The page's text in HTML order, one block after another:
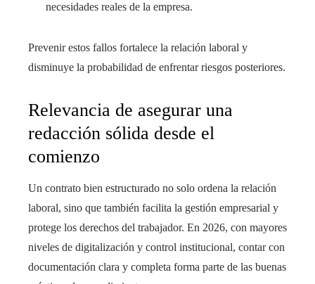
necesidades reales de la empresa.
Prevenir estos fallos fortalece la relación laboral y
disminuye la probabilidad de enfrentar riesgos posteriores.
Relevancia de asegurar una
redacción sólida desde el
comienzo
Un contrato bien estructurado no solo ordena la relación
laboral, sino que también facilita la gestión empresarial y
protege los derechos del trabajador. En 2026, con mayores
niveles de digitalización y control institucional, contar con
documentación clara y completa forma parte de las buenas